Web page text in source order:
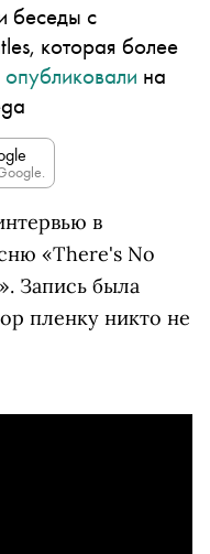
беседы с
которая более
опубликовали на
в
«There's No
Запись была
пленку никто не